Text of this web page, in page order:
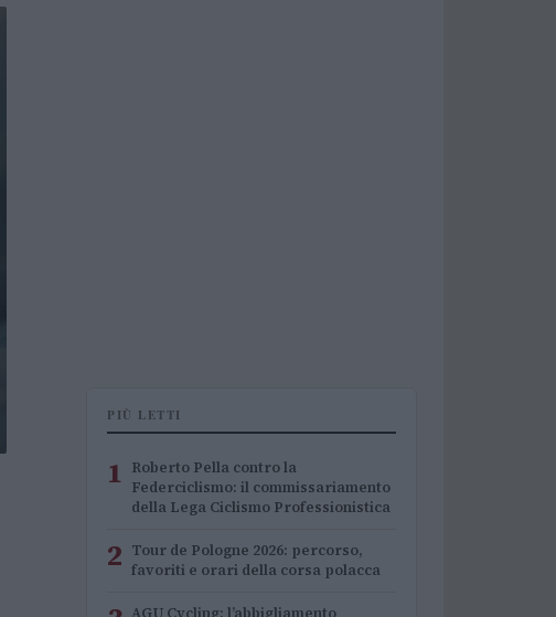
PIÙ LETTI
1 Roberto Pella contro la
Federciclismo: il commissariamento
della Lega Ciclismo Professionistica
2 Tour de Pologne 2026: percorso,
favoriti e orari della corsa polacca
AGU Cycling: l’abbigliamento